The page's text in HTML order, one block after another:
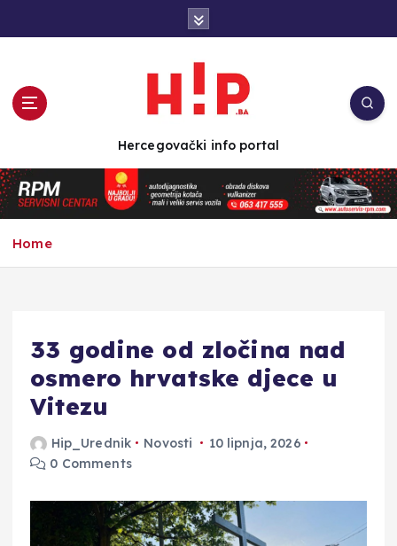
n
t
e
Hercegovački info portal
Home
33 godine od zločina nad
osmero hrvatske djece u
Vitezu
Hip_Urednik Novosti
10 lipnja, 2026
0 Comments